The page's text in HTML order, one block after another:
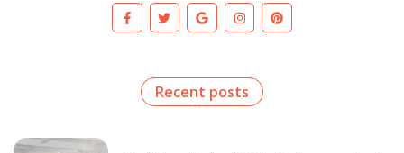
Recent posts